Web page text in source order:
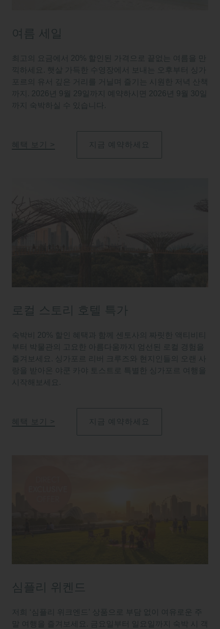
여름 세일
최고의 요금에서 20% 할인된 가격으로 끝없는 여름을 만
끽하세요. 햇살 가득한 수영장에서 보내는 오후부터 싱가
포르의 유서 깊은 거리를 거닐며 즐기는 시원한 저녁 산책
까지. 2026년 9월 29일까지 예약하시면 2026년 9월 30일
까지 숙박하실 수 있습니다.
혜택 보기 지금 예약하세요
로컬 스토리 호텔 특가
숙박비 20% 할인 혜택과 함께 센토사의 짜릿한 액티비티
부터 박물관의 고요한 아름다움까지 엄선된 로컬 경험을
즐겨보세요. 싱가포르 리버 크루즈와 현지인들의 오랜 사
랑을 받아온 야쿤 카야 토스트로 특별한 싱가포르 여행을
시작해보세요.
혜택 보기 지금 예약하세요
심플리 위켄드
저희 ‘심플리 위크엔드’ 상품으로 부담 없이 여유로운 주
말 여행을 즐겨보세요. 금요일부터 일요일까지 숙박 시 객